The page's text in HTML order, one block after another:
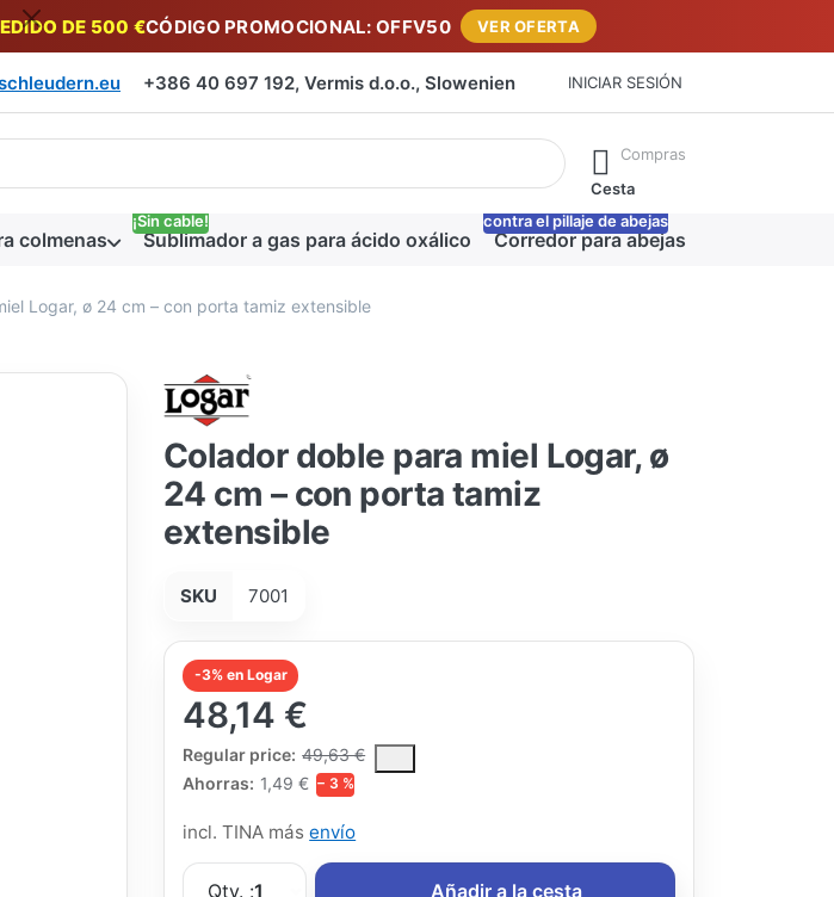
DE 500 €CÓDIGO PROMOCIONAL: OFFV50 VER OFERTA
+386 40 697 192, Vermis d.o.o., Slowenien INICIAR SESIÓN
primeros resultados aparecen automáticamente a medida que escribe. Pulse la tecla Intro para
Compras
Cesta
colmenas Sublimador a gas para ácido oxálico
¡Sin cable!
Corredor para abejas
contra el pillaje de abejas
Logar, ø 24 cm – con porta tamiz extensible
Colador doble para miel Logar, ø
24 cm – con porta tamiz
extensible
SKU 7001
-3% en Logar
48,14 €
Regular price: 49,63 €
The Regular Price is the median selling price paid by customers for a product,
Ahorras: 1,49 € − 3 %
incl. TINA másenvío
Qty. :1 Añadir a la cesta